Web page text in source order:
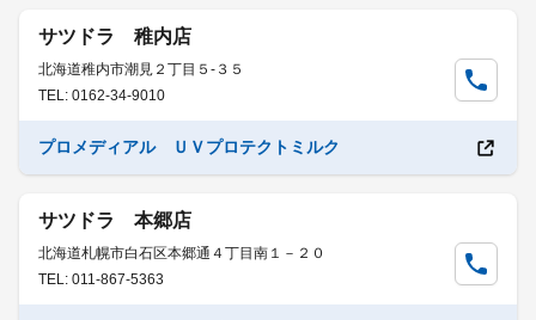
サツドラ 稚内店
北海道稚内市潮見２丁目５-３５
TEL: 0162-34-9010
プロメディアル ＵＶプロテクトミルク
サツドラ 本郷店
北海道札幌市白石区本郷通４丁目南１－２０
TEL: 011-867-5363